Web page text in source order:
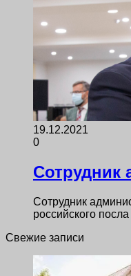
19.12.2021
0
Сотрудник
Сотрудник
российского
Свежие записи